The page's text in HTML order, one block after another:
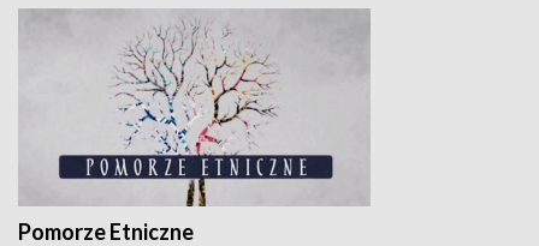
Pomorze Etniczne